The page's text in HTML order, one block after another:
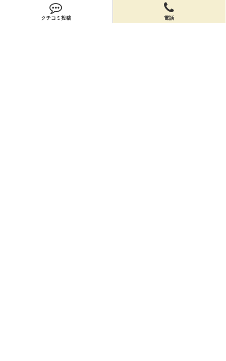
クチコミ投稿 電話
「つくば市立 手代木公園」の店舗情報を編集しよう！